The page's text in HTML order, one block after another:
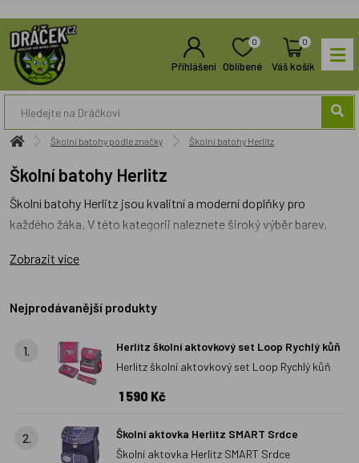
Přihlášení
0
Oblíbené
0
Váš košík
Školní batohy podle značky Školní batohy Herlitz
Školní batohy Herlitz
Školní batohy Herlitz jsou kvalitní a moderní doplňky pro
každého žáka. V této kategorii naleznete široký výběr barev,
Herlitz jsou vyrobeny z odolných materiálů a disponují
potřeb a dalších školních potřeb. Díky svému ergonomickému
přepravu věcí do školy, tak i pro výlety a sportovní aktivity.
Vyberte si svůj oblíbený školní batoh Herlitz a buďte připraveni
na každodenní školní výzvy!
Zobrazit více
Nejprodávanější produkty
1.
Herlitz školní aktovkový set Loop Rychlý kůň
Herlitz školní aktovkový set Loop Rychlý kůň
1 590 Kč
2.
Školní aktovka Herlitz SMART Srdce
Školní aktovka Herlitz SMART Srdce